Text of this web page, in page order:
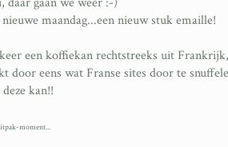
nieuwe maandag...een nieuw stuk emaille!
een koffiekan rechtstreeks uit
door eens wat Franse sites door te
kan!!
moment...